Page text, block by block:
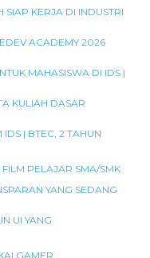
SIAP KERJA DI INDUSTRI
ACADEMY 2026
MAHASISWA DI IDS |
KULIAH DASAR
| BTEC, 2 TAHUN
PELAJAR SMA/SMK
YANG SEDANG
UI YANG
GAMER